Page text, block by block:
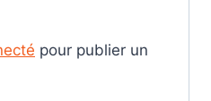
pour publier un